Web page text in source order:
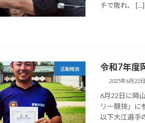
チで敗れ、 […]
活動報告 令和7年度
2025年6月22日
6月22日に岡
リー競技」に
以下大江選手